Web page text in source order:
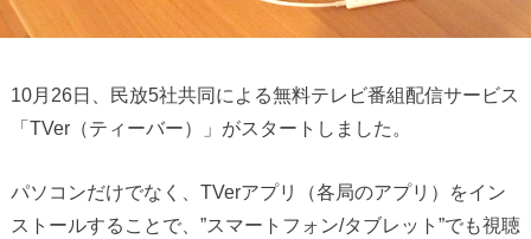
10月26日、民放5社共同による無料テレビ番組配信サービス
「TVer（ティーバー）」がスタートしました。
パソコンだけでなく、TVerアプリ（各局のアプリ）をイン
ストールすることで、”スマートフォン/タブレット”でも視聴